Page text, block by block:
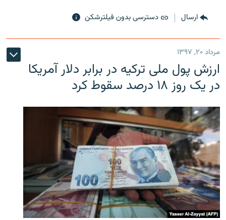
ارسال دسترسی بدون فیلترشکن
مرداد ۲۰, ۱۳۹۷
ارزش پول ملی ترکیه در برابر دلار آمریکا
در یک روز ۱۸ درصد سقوط کرد